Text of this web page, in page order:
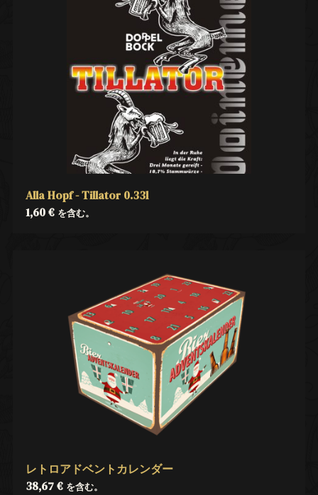
Alla Hopf - Tillator 0.33l
1,60€ を含む。
レトロアドベントカレンダー
38,67€ を含む。